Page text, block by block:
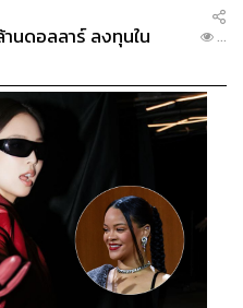
นดอลลาร์ ลงทุนใน
...